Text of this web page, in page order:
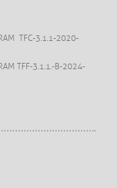
TFC-3.1.1-2020-
TFF-3.1.1.-B-2024-